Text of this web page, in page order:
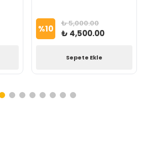
%10 ₺ 5,000.00
₺ 4,500.00
Sepete Ekle